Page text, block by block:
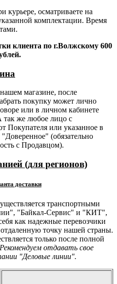
курьере, осматриваете на
комплектации. Время
клиента по г.Волжскому 600
магазине, после
покупку может лично
или в личном кабинете
так же любое лицо с
Покупателя или указанное в
(обязательно
с Продавцом).
(для регионов)
доставки
транспортными
"Байкал-Сервис" и "КИТ",
как надежные перевозчики
точку нашей страны.
только после полной
Рекомендуем отдавать свое
"Деловые линии".